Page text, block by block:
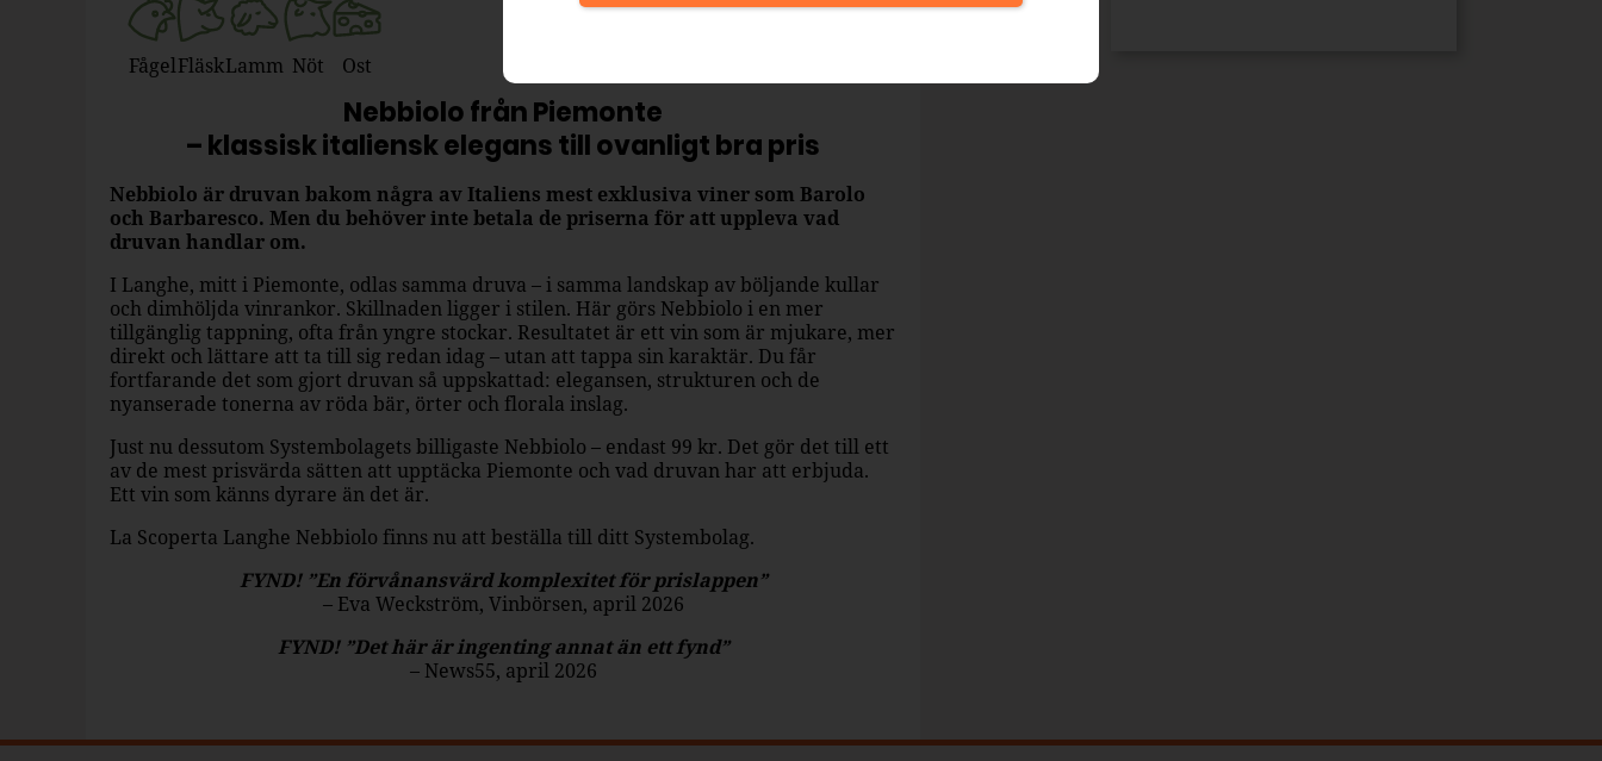
FågelFläskLamm Nöt Ost
Nebbiolo från Piemonte
– klassisk italiensk elegans till ovanligt bra pris
Nebbiolo är druvan bakom några av Italiens mest exklusiva viner som Barolo
och Barbaresco. Men du behöver inte betala de priserna för att uppleva vad
druvan handlar om.
I Langhe, mitt i Piemonte, odlas samma druva – i samma landskap av böljande kullar
och dimhöljda vinrankor. Skillnaden ligger i stilen. Här görs Nebbiolo i en mer
tillgänglig tappning, ofta från yngre stockar. Resultatet är ett vin som är mjukare, mer
direkt och lättare att ta till sig redan idag – utan att tappa sin karaktär. Du får
fortfarande det som gjort druvan så uppskattad: elegansen, strukturen och de
nyanserade tonerna av röda bär, örter och florala inslag.
Just nu dessutom Systembolagets billigaste Nebbiolo – endast 99 kr. Det gör det till ett
av de mest prisvärda sätten att upptäcka Piemonte och vad druvan har att erbjuda.
Ett vin som känns dyrare än det är.
La Scoperta Langhe Nebbiolo finns nu att beställa till ditt Systembolag.
FYND! ”En förvånansvärd komplexitet för prislappen”
– Eva Weckström, Vinbörsen, april 2026
FYND! ”Det här är ingenting annat än ett fynd”
– News55, april 2026